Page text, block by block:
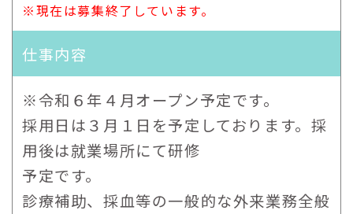
※現在は募集終了しています。
仕事内容
※令和６年４月オープン予定です。
採用日は３月１日を予定しております。採
用後は就業場所にて研修
予定です。
診療補助、採血等の一般的な外来業務全般